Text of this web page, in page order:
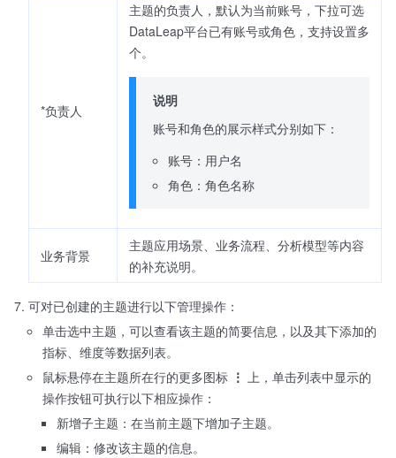
*负责人
主题的负责人，默认为当前账号，下拉可选
DataLeap平台已有账号或角色，支持设置多
个。
说明
账号和角色的展示样式分别如下：
账号：用户名
角色：角色名称
业务背景
主题应用场景、业务流程、分析模型等内容
的补充说明。
可对已创建的主题进行以下管理操作：
单击选中主题，可以查看该主题的简要信息，以及其下添加的
指标、维度等数据列表。
鼠标悬停在主题所在行的更多图标 ⋮ 上，单击列表中显示的
操作按钮可执行以下相应操作：
新增子主题：在当前主题下增加子主题。
编辑：修改该主题的信息。